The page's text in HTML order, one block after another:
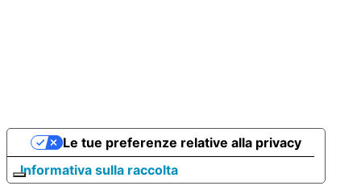
Informativa sulla raccolta
Le tue preferenze relative alla privacy